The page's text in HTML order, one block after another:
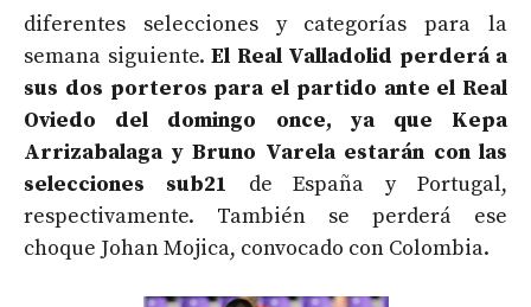
diferentes selecciones y categorías para la
semana siguiente. El Real Valladolid perderá a
sus dos porteros para el partido ante el Real
Oviedo del domingo once, ya que Kepa
Arrizabalaga y Bruno Varela estarán con las
selecciones sub21 de España y Portugal,
respectivamente. También se perderá ese
choque Johan Mojica, convocado con Colombia.